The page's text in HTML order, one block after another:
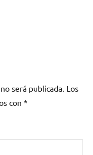
será publicada. Los
con *